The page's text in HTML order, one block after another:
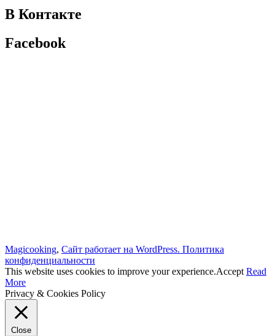
В Контакте
Facebook
Magicooking, Сайт работает на WordPress. Политика
конфиденциальности
This website uses cookies to improve your experience.Accept Read
More
Privacy & Cookies Policy
Close